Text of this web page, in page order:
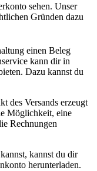
sehen. Unser
Gründen dazu
einen Beleg
kann dir in
Dazu kannst du
des Versands erzeugt
Möglichkeit, eine
Rechnungen
kannst du dir
herunterladen.